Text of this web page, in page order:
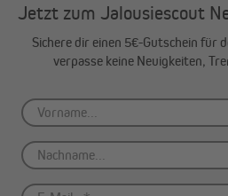
Jetzt zum Jalousiescout
Sichere dir einen 5€-Gutschein für
verpasse keine Neuigkeiten,